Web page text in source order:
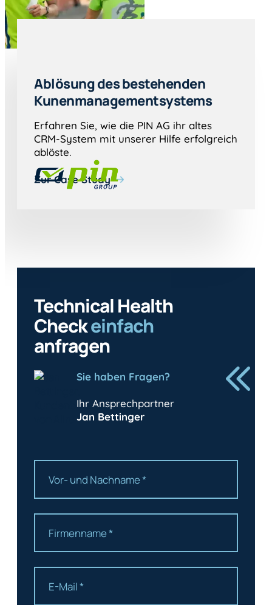
Ablösung des bestehenden
Kunenmanagementsystems
Erfahren Sie, wie die PIN AG ihr altes
CRM-System mit unserer Hilfe erfolgreich
ablöste.
Zur Case Study
Technical Health
Checkeinfach
anfragen
Sie haben Fragen?
Ihr Ansprechpartner
Jan Bettinger